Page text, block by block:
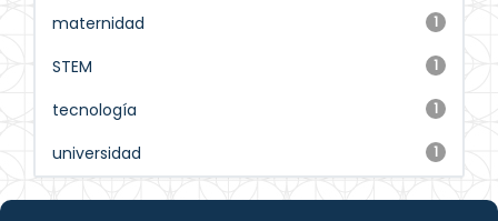
1
maternidad
1
STEM
1
tecnología
1
universidad